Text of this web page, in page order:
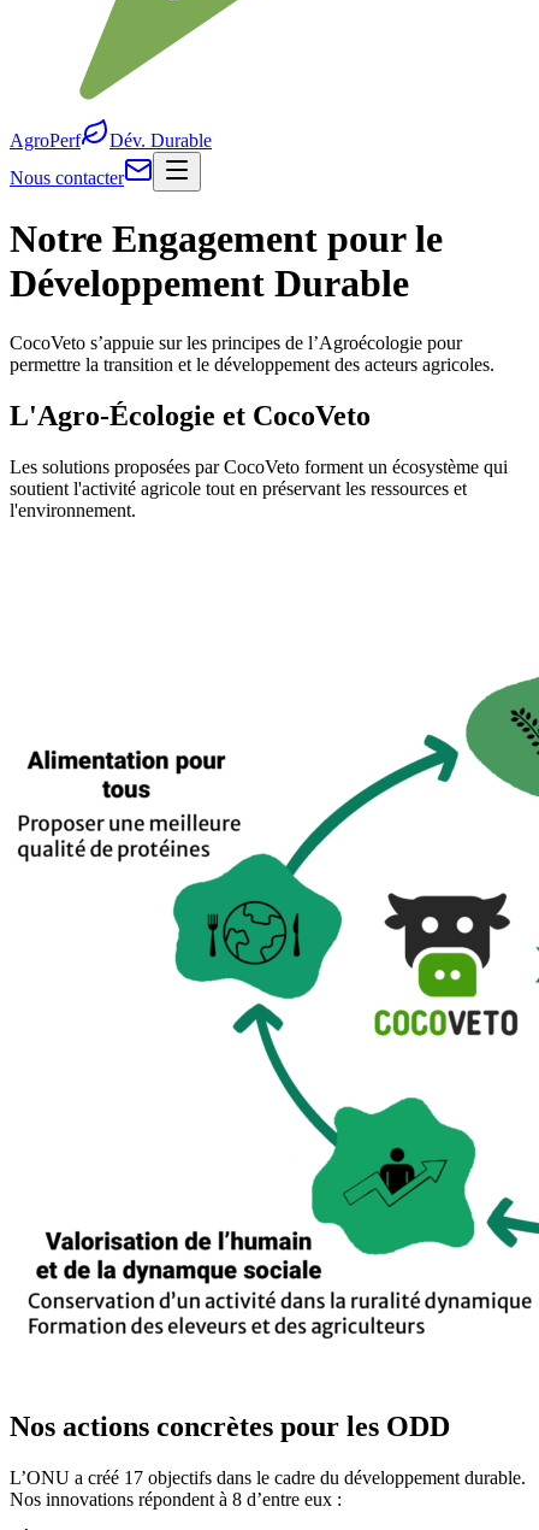
AgroPerf
Dév. Durable
Nous contacter
Notre Engagement pour le
Développement Durable
CocoVeto s’appuie sur les principes de l’Agroécologie pour
permettre la transition et le développement des acteurs agricoles.
L'Agro-Écologie et CocoVeto
Les solutions proposées par CocoVeto forment un écosystème qui
soutient l'activité agricole tout en préservant les ressources et
l'environnement.
Nos actions concrètes pour les ODD
L’ONU a créé 17 objectifs dans le cadre du développement durable.
Nos innovations répondent à 8 d’entre eux :